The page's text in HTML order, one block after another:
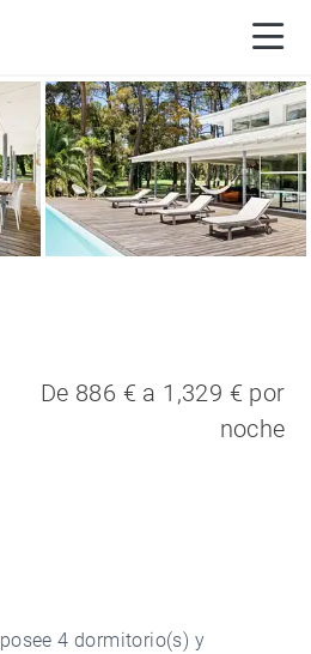
De 886 € a 1,329 € por
noche
posee 4 dormitorio(s) y